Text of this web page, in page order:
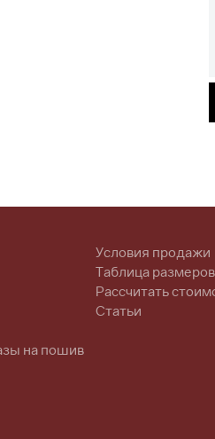
на пошив
Условия продажи
Таблица размеров
Рассчитать
Статьи